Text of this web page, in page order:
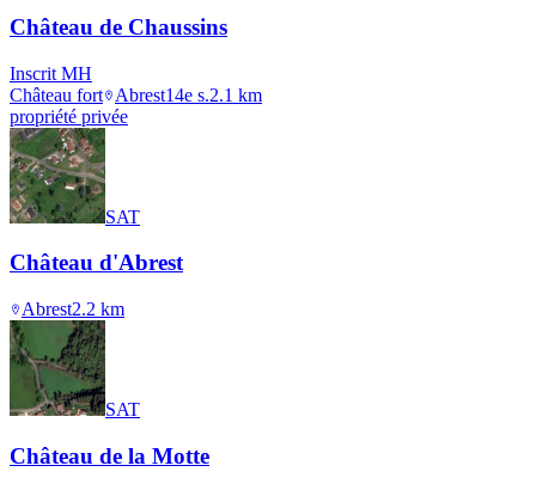
Château de Chaussins
Inscrit MH
Château fort
Abrest14e s.2.1 km
propriété privée
SAT
Château d'Abrest
Abrest2.2 km
SAT
Château de la Motte